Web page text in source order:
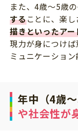
また、4歳～5歳
することに、楽
描きといったア
現力が身につけ
ミュニケーション
年中（4歳
や社会性が